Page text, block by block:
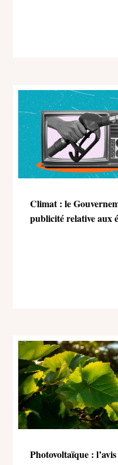
Climat : le
publicité relative aux
Photovoltaïque :